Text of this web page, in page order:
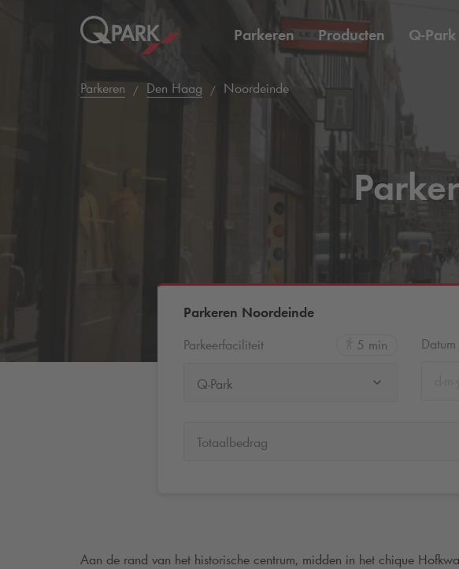
Parkeren Producten Q-Park
Parkeren Den Haag Noordeinde
Parkeren Noordeinde
Parkeerfaciliteit
5 min
Q-Park
Totaalbedrag
Aan de rand van het historische centrum, midden in het chique